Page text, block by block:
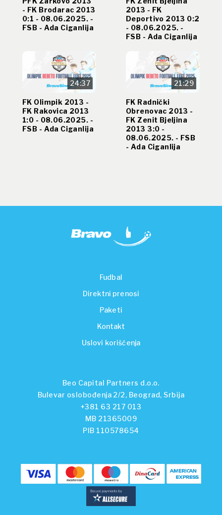
- FK Brodarac 2013
0:1 - 08.06.2025. -
FSB - Ada Ciganlija
2013 - FK
Deportivo 2013 0:2
- 08.06.2025. -
FSB - Ada Ciganlija
24:37
FK Olimpik 2013 -
FK Rakovica 2013
1:0 - 08.06.2025. -
FSB - Ada Ciganlija
21:29
FK Radnički
Obrenovac 2013 -
FK Zenit Bjeljina
2013 3:0 -
08.06.2025. - FSB
- Ada Ciganlija
Fudbal
Direktni prenosi
Paketi
Kontakt
Uslovi korišćenja
Beo Capital Partners d.o.o.
Bulevar oslobođenja 2/2, Beograd, Srbija
+381 63 217 013
MB 21365009
PIB 110578654